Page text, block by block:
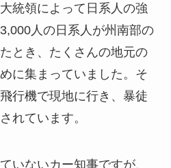
統領によって日系人の強
人の日系人が州南部の
とき、たくさんの地元の
に集まっていました。そ
行機で現地に行き、暴徒
れています。
いないカー知事ですが、